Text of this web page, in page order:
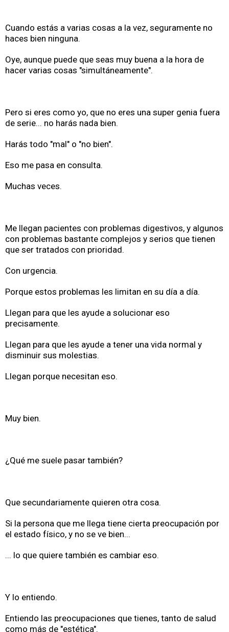
Cuando estás a varias cosas a la vez, seguramente no
haces bien ninguna.
Oye, aunque puede que seas muy buena a la hora de
hacer varias cosas "simultáneamente".
Pero si eres como yo, que no eres una super genia fuera
de serie... no harás nada bien.
Harás todo "mal" o "no bien".
Eso me pasa en consulta.
Muchas veces.
Me llegan pacientes con problemas digestivos, y algunos
con problemas bastante complejos y serios que tienen
que ser tratados con prioridad.
Con urgencia.
Porque estos problemas les limitan en su día a día.
Llegan para que les ayude a solucionar eso
precisamente.
Llegan para que les ayude a tener una vida normal y
disminuir sus molestias.
Llegan porque necesitan eso.
Muy bien.
¿Qué me suele pasar también?
Que secundariamente quieren otra cosa.
Si la persona que me llega tiene cierta preocupación por
el estado físico, y no se ve bien...
... lo que quiere también es cambiar eso.
Y lo entiendo.
Entiendo las preocupaciones que tienes, tanto de salud
como más de "estética".